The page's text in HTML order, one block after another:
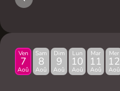
Ven
7
Aoû
Sam
8
Aoû
Dim
9
Aoû
Lun
10
Aoû
Mar
11
Aoû
Mer
12
Aoû